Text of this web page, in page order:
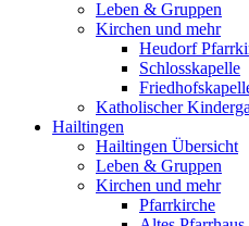
Leben & Gruppen
Kirchen und mehr
Heudorf
Schlosskapelle
Katholischer
Hailtingen
Hailtingen Übersicht
Leben & Gruppen
Kirchen und mehr
Pfarrkirche